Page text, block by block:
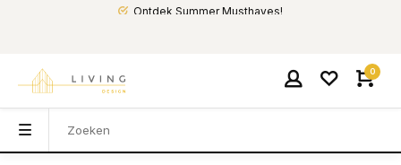
Ontdek Summer Musthaves!
0